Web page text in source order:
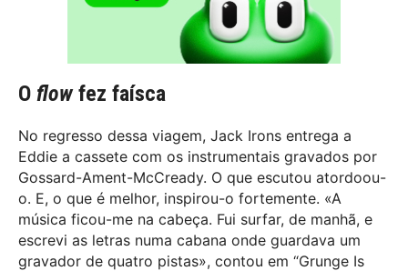
O flowfez faísca
No regresso dessa viagem, Jack Irons entrega a
Eddie a cassete com os instrumentais gravados por
Gossard-Ament-McCready. O que escutou atordoou-
o. E, o que é melhor, inspirou-o fortemente. «A
música ficou-me na cabeça. Fui surfar, de manhã, e
escrevi as letras numa cabana onde guardava um
gravador de quatro pistas», contou em “Grunge Is